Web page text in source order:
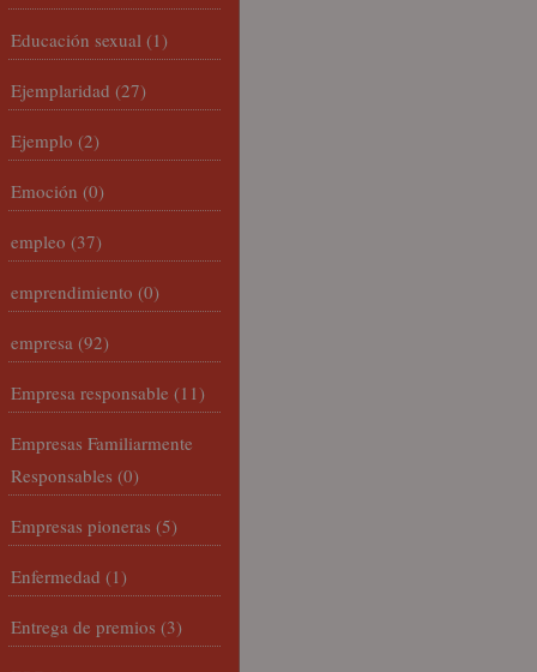
Educación sexual (1)
Ejemplaridad (27)
Ejemplo (2)
Emoción (0)
empleo (37)
emprendimiento (0)
empresa (92)
Empresa responsable (11)
Empresas Familiarmente
Responsables (0)
Empresas pioneras (5)
Enfermedad (1)
Entrega de premios (3)